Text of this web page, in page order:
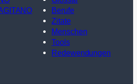
Berufe
Zitate
Menschen
Tools
Redewendungen